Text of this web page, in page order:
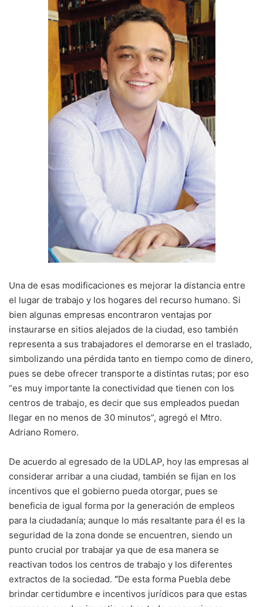
Una de esas modificaciones es mejorar la distancia entre
el lugar de trabajo y los hogares del recurso humano. Si
bien algunas empresas encontraron ventajas por
instaurarse en sitios alejados de la ciudad, eso también
representa a sus trabajadores el demorarse en el traslado,
simbolizando una pérdida tanto en tiempo como de dinero,
pues se debe ofrecer transporte a distintas rutas; por eso
“es muy importante la conectividad que tienen con los
centros de trabajo, es decir que sus empleados puedan
llegar en no menos de 30 minutos”, agregó el Mtro.
Adriano Romero.
De acuerdo al egresado de la UDLAP, hoy las empresas al
considerar arribar a una ciudad, también se fijan en los
incentivos que el gobierno pueda otorgar, pues se
beneficia de igual forma por la generación de empleos
para la ciudadanía; aunque lo más resaltante para él es la
seguridad de la zona donde se encuentren, siendo un
punto crucial por trabajar ya que de esa manera se
reactivan todos los centros de trabajo y los diferentes
extractos de la sociedad. “De esta forma Puebla debe
brindar certidumbre e incentivos jurídicos para que estas